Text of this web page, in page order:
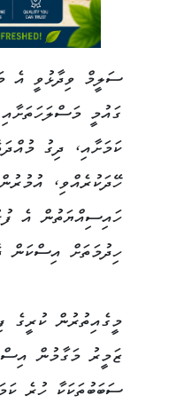
ސަލީމް ވިދާޅުވީ އެ
ގައުމީ
ކަމަށާއި، ދިގު
ހޭދަކުރެއްވި،
ހައިސިއްޔަތުން އެ
ހިދުމަތަށް އިސްކަން
މީގެއިތުރުން
ޒަމީރު މަގާމުން
ސަބަބުތަކަކާ ހުރެ